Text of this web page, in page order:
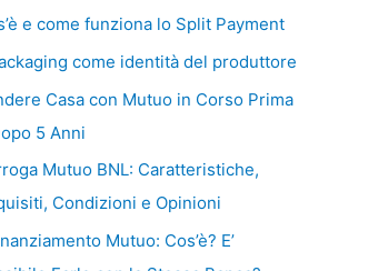
e come funziona lo Split Payment
come identità del produttore
Casa con Mutuo in Corso Prima
5 Anni
Mutuo BNL: Caratteristiche,
Condizioni e Opinioni
Mutuo: Cos’è? E’